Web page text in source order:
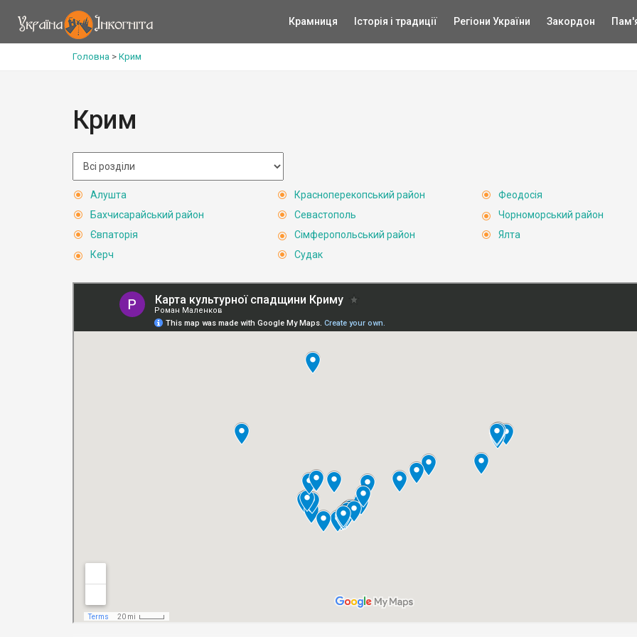
Крамниця Історія і традиції Регіони України Закордон
Головна > Крим
Крим
Алушта
Бахчисарайський район
Євпаторія
Керч
Красноперекопський район
Севастополь
Сімферопольський район
Судак
Феодосія
Чорноморський район
Ялта